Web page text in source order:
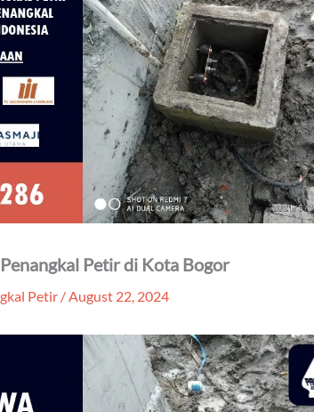
Petir di Kota Bogor
Petir/August 22, 2024